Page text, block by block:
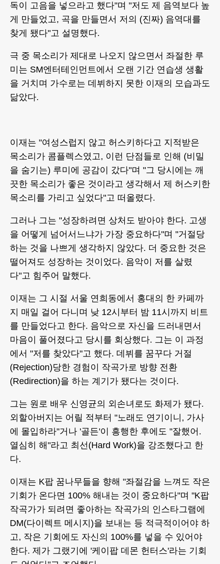
독이 고음을 넣으라고 했다"며 "저도 제 음역보다 높
게 만들었고, 곡을 만들면서 저의 (진짜) 음역대를
찾게 됐다"고 설명했다.
극 중 목소리가 제대로 나오지 않으면서 좌절한 루
미는 SM엔터테인먼트에서 오랜 기간 연습생 생활
을 거치며 가수로는 데뷔하지 못한 이재의 모습과도
닮았다.
이재는 "여성스럽지 않고 허스키하다고 지적받은
목소리가 콤플렉스였고, 이런 단점들로 인해 (비밀
을 숨기는) 루미에 공감이 갔다"며 "그 당시에는 깨
끗한 목소리가 좋은 것이라고 생각해서 제 허스키한
목소리를 가리고 싶었다"고 떠올렸다.
그러나 그는 "성장하려면 상처도 받아야 한다. 고생
을 어떻게 넘어서느냐가 가장 중요하다"며 "거절당
하는 것을 나쁘게 생각하지 않았다. 더 중요한 것은
떨어져도 성장하는 것이었다. 음악이 저를 살렸
다"고 힘주어 말했다.
이재는 그 시절 서울 연희동에서 홍대의 한 카페까
지 매일 걸어 다니며 낮 12시부터 밤 11시까지 비트
를 만들었다고 한다. 음악으로 자신을 드러내면서
마음이 풀어졌다고 당시를 회상했다. 그는 이 과정
에서 "저를 찾았다"고 했다. 데뷔를 꿈꾸다 거절
(Rejection)당한 경험이 작곡가로 방향 전환
(Redirection)을 하는 계기가 됐다는 것이다.
그는 원로 배우 신영균의 외손녀로도 화제가 됐다.
외할아버지는 어릴 적부터 "노래도 연기이니, 가사
에 몰입하라"거나 '골든'이 흥행한 후에도 "잘했어.
열심히 해"라고 최선(Hard Work)을 강조했다고 한
다.
이재는 K팝 꿈나무들을 향해 "좌절감을 느껴도 작은
기회가 온다면 100% 해내는 것이 중요하다"며 "K팝
작곡가가 되려면 좋아하는 작곡가의 인스타그램에
DM(다이렉트 메시지)을 보내는 등 적극적이어야 하
고, 작은 기회에도 자신의 100%를 넣을 수 있어야
한다. 제가 그랬기에 '케이팝 데몬 헌터스'라는 기회